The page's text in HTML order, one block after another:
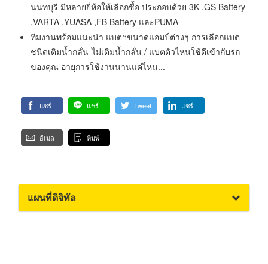
นนทบุรี มีหลายยี่ห้อให้เลือกซื้อ ประกอบด้วย 3K ,GS Battery
,VARTA ,YUASA ,FB Battery และPUMA
ทีมงานพร้อมแนะนำ แบตฯขนาดแอมป์ต่างๆ การเลือกแบต
ชนิดเติมน้ำกลั่น-ไม่เติมน้ำกลั่น / แบตตัวไหนใช้ดีเข้ากับรถ
ของคุณ อายุการใช้งานนานแค่ไหน...
แชร์ แชร์ Tweet แชร์
อีเมล พิมพ์
แผนที่ดิจิทัล